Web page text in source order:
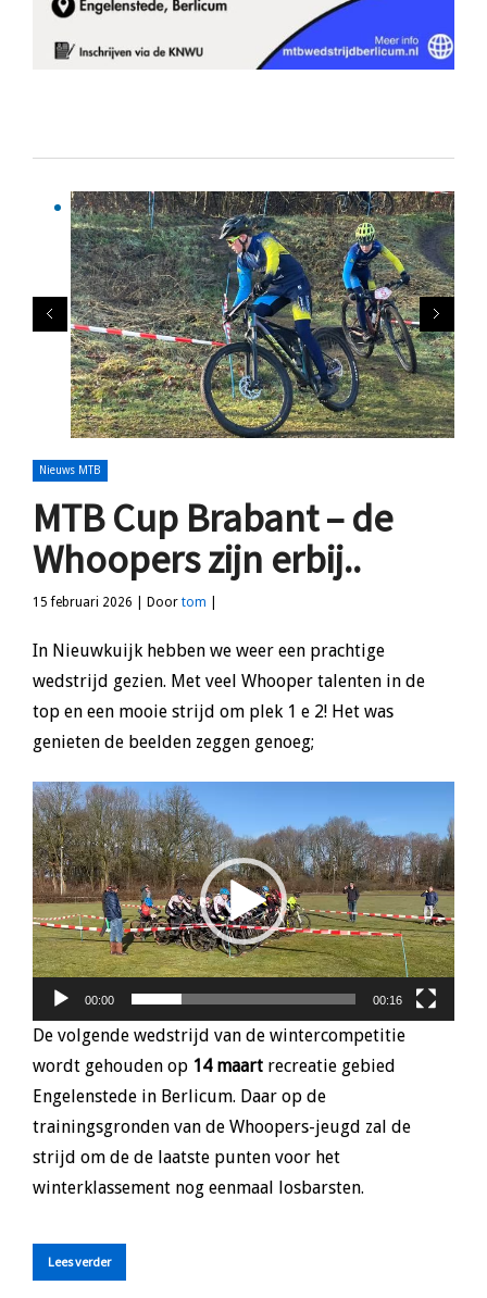
Nieuws MTB
MTB Cup Brabant – de
Whoopers zijn erbij..
15 februari 2026 | Door tom
In Nieuwkuijk hebben we weer een prachtige
wedstrijd gezien. Met veel Whooper talenten in de
top en een mooie strijd om plek 1 e 2! Het was
genieten de beelden zeggen genoeg;
Videospeler
00:00 00:16
De volgende wedstrijd van de wintercompetitie
wordt gehouden op 14 maart recreatie gebied
Engelenstede in Berlicum. Daar op de
trainingsgronden van de Whoopers-jeugd zal de
strijd om de de laatste punten voor het
winterklassement nog eenmaal losbarsten.
Lees verder